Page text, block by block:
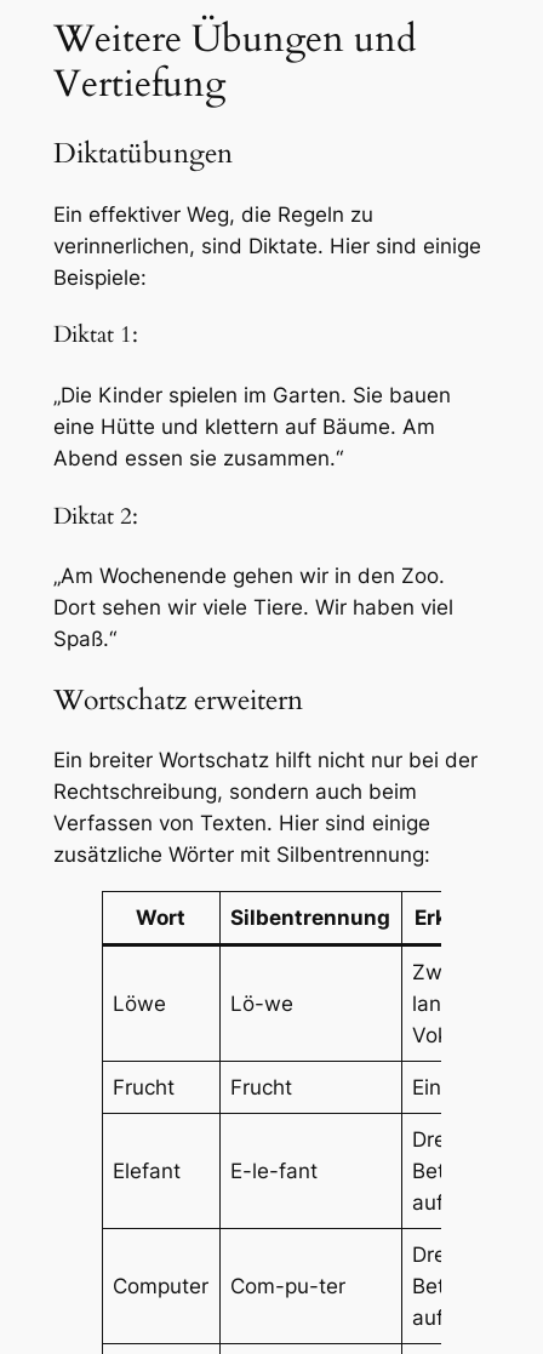
Weitere Übungen und
Vertiefung
Diktatübungen
Ein effektiver Weg, die Regeln zu
verinnerlichen, sind Diktate. Hier sind einige
Beispiele:
Diktat 1:
„Die Kinder spielen im Garten. Sie bauen
eine Hütte und klettern auf Bäume. Am
Abend essen sie zusammen.“
Diktat 2:
„Am Wochenende gehen wir in den Zoo.
Dort sehen wir viele Tiere. Wir haben viel
Spaß.“
Wortschatz erweitern
Ein breiter Wortschatz hilft nicht nur bei der
Rechtschreibung, sondern auch beim
Verfassen von Texten. Hier sind einige
zusätzliche Wörter mit Silbentrennung:
Wort Silbentrennung Erklärung
Löwe Lö-we
Zweisilbig,
langer
Vokal „ö“
Frucht Frucht Einsilbig
Elefant E-le-fant
Dreisilbig,
Betonung
auf „Fant“
Computer Com-pu-ter
Dreisilbig,
Betonung
auf „pu“